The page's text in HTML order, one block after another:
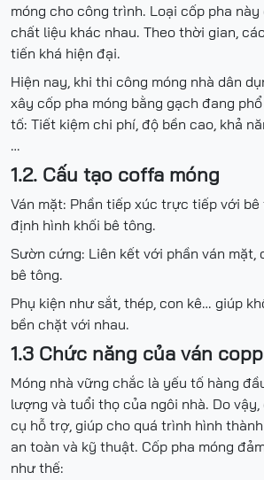
móng cho công trình. Loại cốp pha
chất liệu khác nhau. Theo thời gian,
tiến khá hiện đại.
Hiện nay, khi thi công móng nhà dân
xây cốp pha móng bằng gạch đang
tố: Tiết kiệm chi phí, độ bền cao, khả
…
1.2. Cấu tạo coffa móng
Ván mặt: Phần tiếp xúc trực tiếp với
định hình khối bê tông.
Sườn cứng: Liên kết với phần ván mặt,
bê tông.
Phụ kiện như sắt, thép, con kê… giúp
bền chặt với nhau.
1.3 Chức năng của ván
Móng nhà vững chắc là yếu tố hàng
lượng và tuổi thọ của ngôi nhà. Do
cụ hỗ trợ, giúp cho quá trình hình
an toàn và kỹ thuật. Cốp pha móng
như thế: